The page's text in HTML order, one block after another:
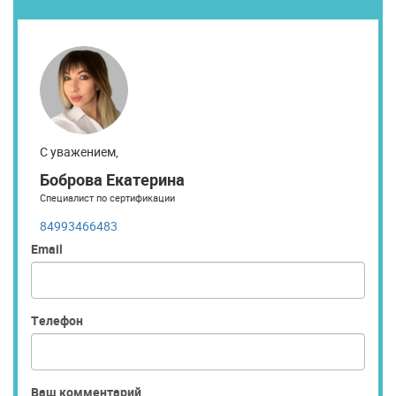
С уважением,
Боброва Екатерина
Специалист по сертификации
84993466483
Email
Телефон
Ваш комментарий